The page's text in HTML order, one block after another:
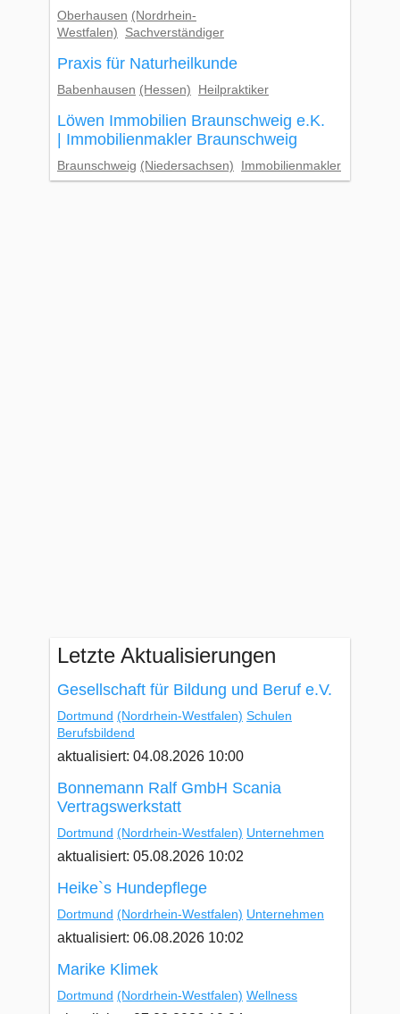
Oberhausen (Nordrhein-
Westfalen)
Sachverständiger
Praxis für Naturheilkunde
Babenhausen (Hessen) Heilpraktiker
Löwen Immobilien Braunschweig e.K.
| Immobilienmakler Braunschweig
Braunschweig (Niedersachsen) Immobilienmakler
Letzte Aktualisierungen
Gesellschaft für Bildung und Beruf e.V.
Dortmund (Nordrhein-Westfalen) Schulen
Berufsbildend
aktualisiert: 04.08.2026 10:00
Bonnemann Ralf GmbH Scania
Vertragswerkstatt
Dortmund (Nordrhein-Westfalen) Unternehmen
aktualisiert: 05.08.2026 10:02
Heike`s Hundepflege
Dortmund (Nordrhein-Westfalen) Unternehmen
aktualisiert: 06.08.2026 10:02
Marike Klimek
Dortmund (Nordrhein-Westfalen) Wellness